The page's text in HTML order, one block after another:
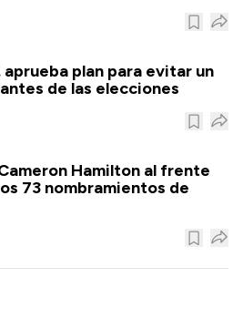
aprueba plan para evitar un
de las elecciones
Hamilton al frente
73 nombramientos de